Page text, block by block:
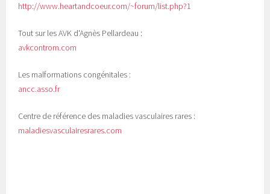
http://www.heartandcoeur.com/~forum/list.php?1
Tout sur les AVK d'Agnès Pellardeau :
avkcontrom.com
Les malformations congénitales :
ancc.asso.fr
Centre de référence des maladies vasculaires rares :
maladiesvasculairesrares.com